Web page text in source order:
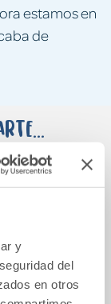
y
del
en otros
estamos en
de